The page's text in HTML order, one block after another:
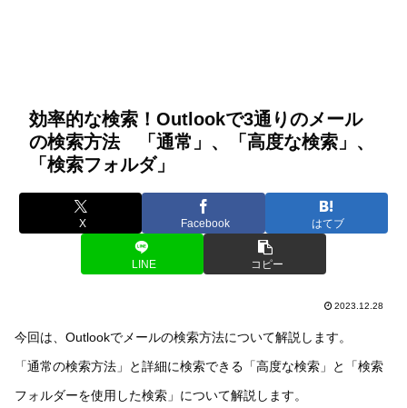
効率的な検索！Outlookで3通りのメール
の検索方法 「通常」、「高度な検索」、
「検索フォルダ」
X Facebook はてブ
LINE コピー
2023.12.28
今回は、Outlookでメールの検索方法について解説します。
「通常の検索方法」と詳細に検索できる「高度な検索」と「検索
フォルダーを使用した検索」について解説します。